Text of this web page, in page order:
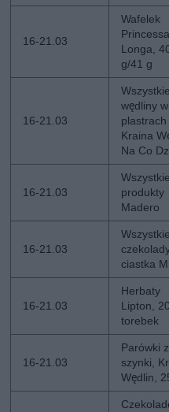
16-21.03
Wafelek
Princessa
Longa,
g/41 g
16-21.03
Wszystkie
wędliny w
plastrach
Kraina
Na Co
16-21.03
Wszystkie
produkty
Madero
16-21.03
Wszystkie
ciastka
16-21.03
Herbaty
Lipton, 20
torebek
16-21.03
Parówki z
szynki,
Wędlin,